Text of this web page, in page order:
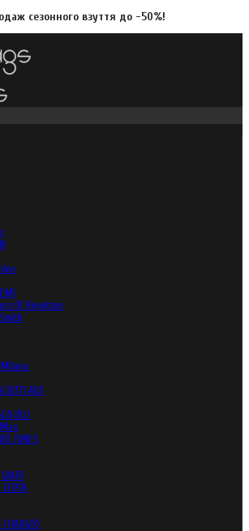
сезонного взуття до -50%!
Of Benetton
Milano
4US
BLU
JONES
ПАЛЬТО